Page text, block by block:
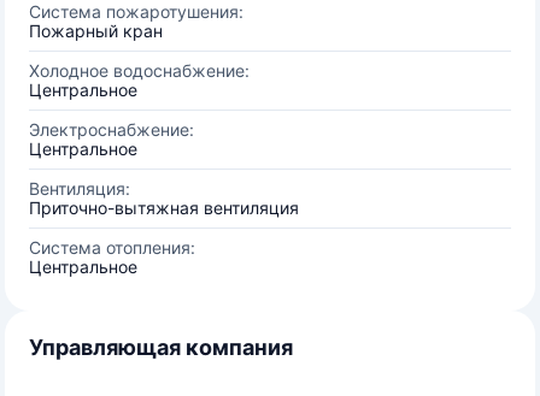
Система пожаротушения:
Пожарный кран
Холодное водоснабжение:
Центральное
Электроснабжение:
Центральное
Вентиляция:
Приточно-вытяжная вентиляция
Система отопления:
Центральное
Управляющая компания